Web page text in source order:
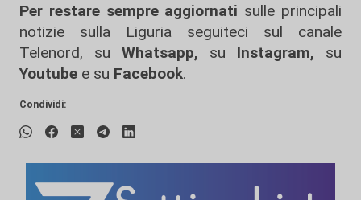
Per restare sempre aggiornati sulle principali
notizie sulla Liguria seguiteci sul canale
Telenord, su
Whatsapp, su Instagram, su
Youtube e su Facebook.
Condividi: